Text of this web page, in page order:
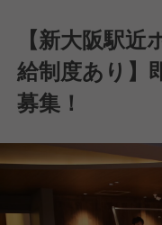
【新大阪駅
給制度あり】
募集！